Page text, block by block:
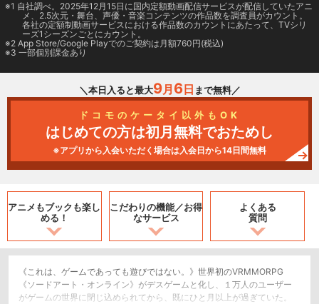
1 自社調べ。2025年12月15日に国内定額動画配信サービスが配信していたアニ
メ、2.5次元・舞台、声優・音楽コンテンツの作品数を調査員がカウント。
各社の定額制動画サービスにおける作品数のカウントにあたって、TVシリ
ーズ1シーズンごとにカウント。
2 App Store/Google Playでのご契約は月額760円(税込)
3 一部個別課金あり
＼本日入ると最大9月 6日 まで無料／
ドコモのケータイ以外もOK
はじめての方は初月無料でおためし
※アプリから入会いただく場合は入会日から14日間無料
アニメもブックも楽し
める！
こだわりの機能／お得
なサービス
よくある
質問
《これは、ゲームであっても遊びではない。》世界初のVRMMORPG
《ソードアート・オンライン》がデスゲームと化し、１万人のユーザー
がゲームの世界に閉じ込められてから、既にひと月以上が過ぎていた。